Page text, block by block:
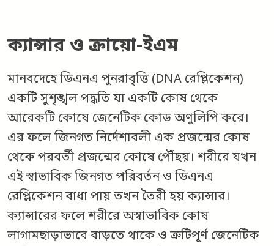
ক্যান্সার ও ক্রায়ো-ইএম
মানবদেহে ডিএনএ পুনরাবৃত্তি (DNA রেপ্লিকেশন)
একটি সুশৃঙ্খল পদ্ধতি যা একটি কোষ থেকে
আরেকটি কোষে জেনেটিক কোড অণুলিপি করে।
এর ফলে জিনগত নির্দেশাবলী এক প্রজন্মের কোষ
থেকে পরবর্তী প্রজন্মের কোষে পৌঁছয়। শরীরে যখন
এই স্বাভাবিক জিনগত পরিবর্তন ও ডিএনএ
রেপ্লিকেশন বাধা পায় তখন তৈরী হয় ক্যান্সার।
ক্যান্সারের ফলে শরীরে অস্বাভাবিক কোষ
লাগামছাড়াভাবে বাড়তে থাকে ও ত্রুটিপূর্ণ জেনেটিক